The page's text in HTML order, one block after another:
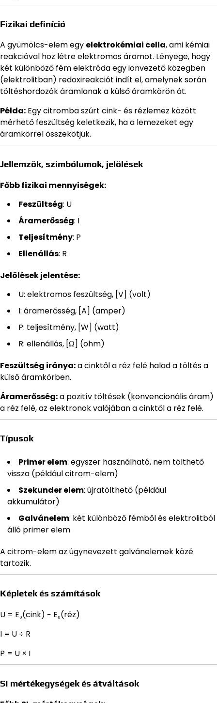
Fizikai definíció
A gyümölcs-elem egy elektrokémiai cella, ami kémiai
reakcióval hoz létre elektromos áramot. Lényege, hogy
két különböző fém elektróda egy ionvezető közegben
(elektrolitban) redoxireakciót indít el, amelynek során
töltéshordozók áramlanak a külső áramkörön át.
Példa: Egy citromba szúrt cink- és rézlemez között
mérhető feszültség keletkezik, ha a lemezeket egy
áramkörrel összekötjük.
Jellemzők, szimbólumok, jelölések
Főbb fizikai mennyiségek:
Feszültség: U
Áramerősség: I
Teljesítmény: P
Ellenállás: R
Jelölések jelentése:
U: elektromos feszültség, [V] (volt)
I: áramerősség, [A] (amper)
P: teljesítmény, [W] (watt)
R: ellenállás, [Ω] (ohm)
Feszültség iránya:a cinktől a réz felé halad a töltés a
külső áramkörben.
Áramerősség:a pozitív töltések (konvencionális áram)
a réz felé, az elektronok valójában a cinktől a réz felé.
Típusok
Primer elem: egyszer használható, nem tölthető
vissza (például citrom-elem)
Szekunder elem: újratölthető (például
akkumulátor)
Galvánelem: két különböző fémből és elektrolitból
álló primer elem
A citrom-elem az úgynevezett galvánelemek közé
tartozik.
Képletek és számítások
U = E₀(cink) − E₀(réz)
I = U ÷ R
P = U × I
SI mértékegységek és átváltások